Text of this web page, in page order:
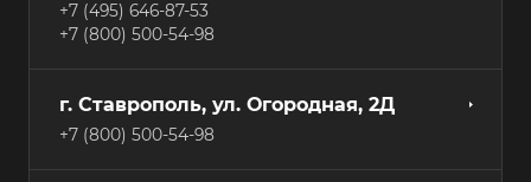
+7 (495) 646-87-53
+7 (800) 500-54-98
г. Ставрополь, ул. Огородная, 2Д
+7 (800) 500-54-98